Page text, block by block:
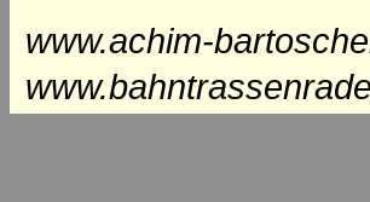
www.achim-